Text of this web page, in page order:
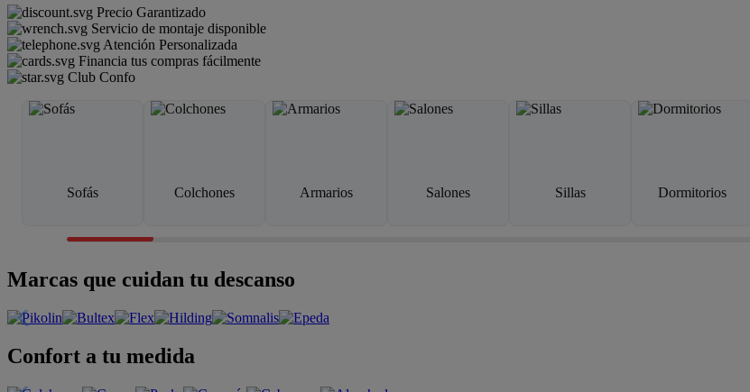
Precio Garantizado
Servicio de montaje disponible
Atención Personalizada
Financia tus compras fácilmente
Club Confo
Sofás Colchones Armarios Salones Sillas Dormitorios
Marcas que cuidan tu descanso
Confort a tu medida